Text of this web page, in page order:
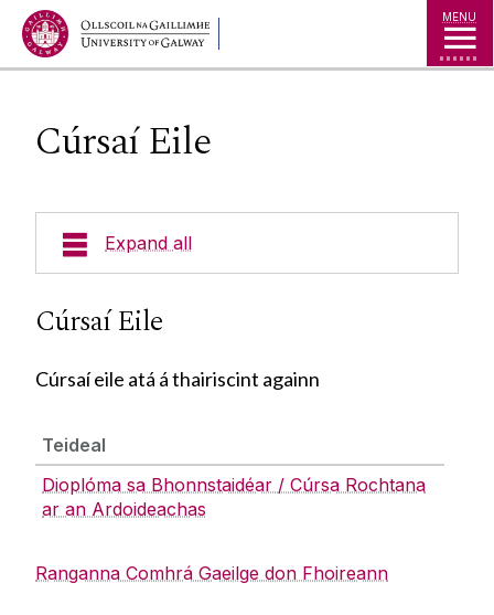
Jump to Content MENU
Cúrsaí Eile
Expand all
Cúrsaí
Cúrsaí Dioplóma
Ábhair Oidí
Dianchúrsaí
Tionscadail
Seirbhísí don Ollscoil
Foireann
Cúrsaí Eile
Cúrsaí eile atá á thairiscint againn
Teideal
Dioplóma sa Bhonnstaidéar / Cúrsa Rochtana
ar an Ardoideachas
Ranganna Comhrá Gaeilge don Fhoireann